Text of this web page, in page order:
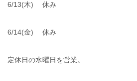
6/13(木) 休み
6/14(金) 休み
定休日の水曜日を営業。